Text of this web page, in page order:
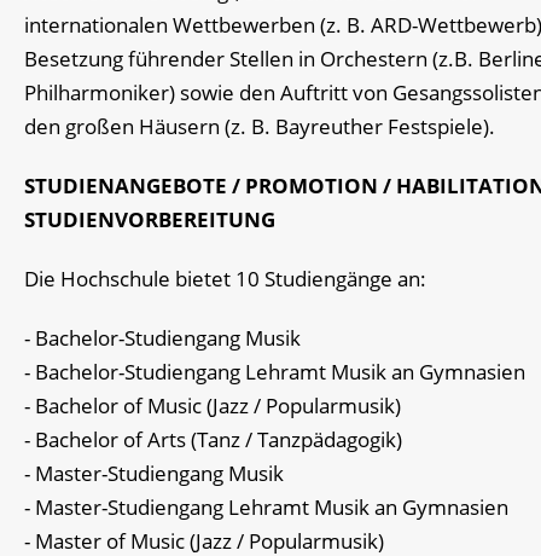
internationalen Wettbewerben (z. B. ARD-
Besetzung führender Stellen in Orchestern (z.B.
Philharmoniker) sowie den Auftritt von
den großen Häusern (z. B. Bayreuther Festspiele).
STUDIENANGEBOTE / PROMOTION /
STUDIENVORBEREITUNG
Die Hochschule bietet 10 Studiengänge an:
- Bachelor-Studiengang Musik
- Bachelor-Studiengang Lehramt Musik an Gymnasien
- Bachelor of Music (Jazz / Popularmusik)
- Bachelor of Arts (Tanz / Tanzpädagogik)
- Master-Studiengang Musik
- Master-Studiengang Lehramt Musik an Gymnasien
- Master of Music (Jazz / Popularmusik)